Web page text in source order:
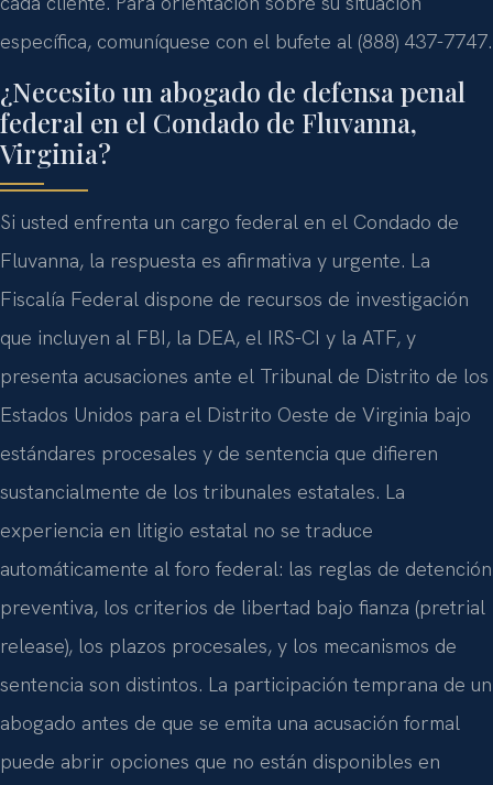
específica, comuníquese con el bufete al (888) 437-7747.
¿Necesito un abogado de defensa penal
federal en el Condado de Fluvanna,
Virginia?
Si usted enfrenta un cargo federal en el Condado de
Fluvanna, la respuesta es afirmativa y urgente. La
Fiscalía Federal dispone de recursos de investigación
que incluyen al FBI, la DEA, el IRS-CI y la ATF, y
presenta acusaciones ante el Tribunal de Distrito de los
Estados Unidos para el Distrito Oeste de Virginia bajo
estándares procesales y de sentencia que difieren
sustancialmente de los tribunales estatales. La
experiencia en litigio estatal no se traduce
automáticamente al foro federal: las reglas de detención
preventiva, los criterios de libertad bajo fianza (pretrial
release), los plazos procesales, y los mecanismos de
sentencia son distintos. La participación temprana de un
abogado antes de que se emita una acusación formal
puede abrir opciones que no están disponibles en